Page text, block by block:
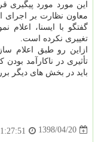
این مورد مورد پیگیری
معاون نظارت بر اجرای
گفتگو با ایسنا،
تغییری نكرده است.
ازاین رو طبق اعلام
تأثیری در ناكارآمد
باید در بخش های دیگر
1398/04/20